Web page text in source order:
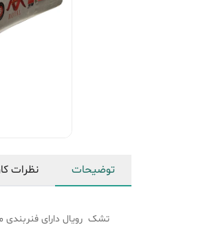
توضیحات نظرات
تشک رویال دارای